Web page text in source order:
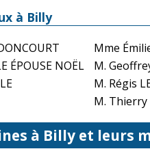
à Billy
Mme
ÉPOUSE NOËL
M.
M. Régis
M. Thierry
à Billy et leurs